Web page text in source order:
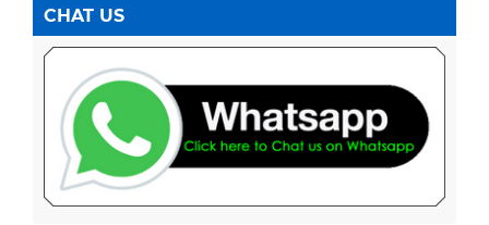
CHAT US